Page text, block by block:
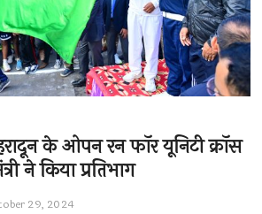
के ओपन रन फॉर यूनिटी क्रॉस
ने किया प्रतिभाग
29, 2024